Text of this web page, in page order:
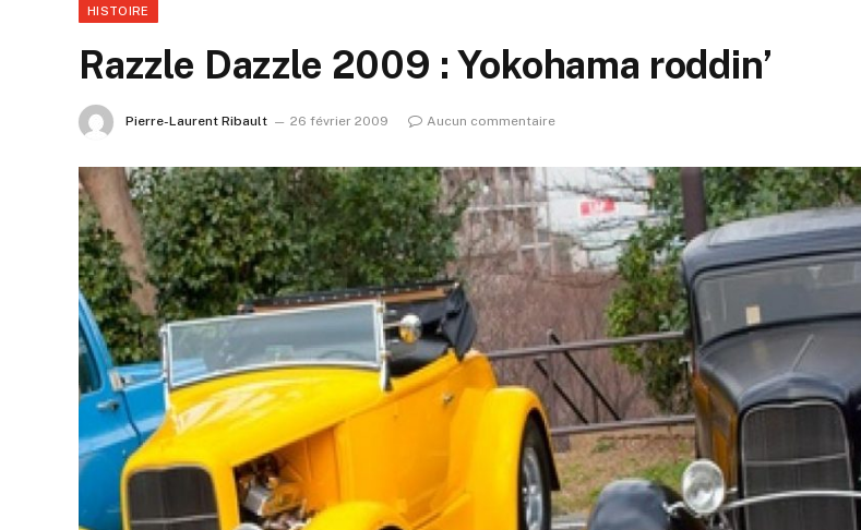
HISTOIRE
Razzle Dazzle 2009 : Yokohama roddin’
Pierre-Laurent Ribault 26 février 2009 Aucun commentaire